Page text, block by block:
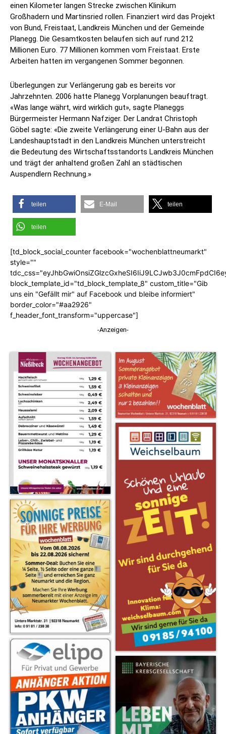
einen Kilometer langen Strecke zwischen Klinikum
Großhadern und Martinsried rollen. Finanziert wird das Projekt
von Bund, Freistaat, Landkreis München und der Gemeinde
Planegg. Die Gesamtkosten belaufen sich auf rund 212
Millionen Euro. 77 Millionen kommen vom Freistaat. Erste
Arbeiten hatten im vergangenen Sommer begonnen.
Überlegungen zur Verlängerung gab es bereits vor
Jahrzehnten. 2006 hatte Planegg Vorplanungen beauftragt.
«Was lange währt, wird wirklich gut», sagte Planeggs
Bürgermeister Hermann Nafziger. Der Landrat Christoph
Göbel sagte: «Die zweite Verlängerung einer U-Bahn aus der
Landeshauptstadt in den Landkreis München unterstreicht
die Bedeutung des Wirtschaftsstandorts Landkreis München
und trägt der anhaltend großen Zahl an städtischen
Auspendlern Rechnung.»
teilen E-Mail teilen
teilen
[td_block_social_counter facebook="wochenblattneumarkt"
style=""
block_template_id="td_block_template_8" custom_title="Gib
uns ein "Gefällt mir" auf Facebook und bleibe informiert"
border_color="#aa2926"
f_header_font_transform="uppercase"]
-Anzeigen-